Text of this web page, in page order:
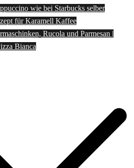
wie bei Starbucks selber
für Karamell Kaffee
Rucola und Parmesan |
Bianca